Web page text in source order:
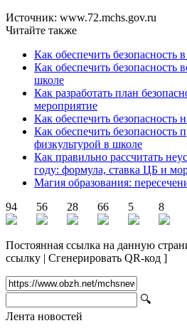
Источник: www.72.mchs.gov.ru
Читайте также
Как обеспечить безопасность
Как обеспечить безопасность
школе
Как разработать план
мероприятие
Как обеспечить безопасность
Как обеспечить безопасность
физкультурой в школе
Как правильно рассчитать
году: формула, ставка ЦБ и
Магия образования:
94
56 28 66 5 8
Постоянная ссылка на данную
ссылку | Сгенерировать QR-код ]
🔍
Лента новостей